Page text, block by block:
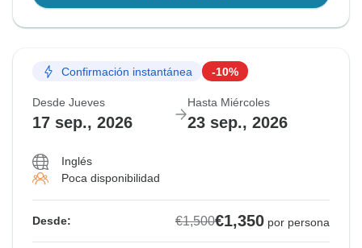
Confirmación instantánea -10%
Desde Jueves
17 sep., 2026
Hasta Miércoles
23 sep., 2026
Inglés
Poca disponibilidad
Desde: €1,500€1,350 por persona